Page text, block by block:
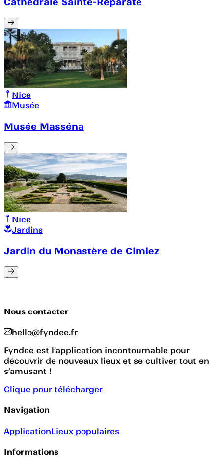
Nice
Musée
Musée Masséna
Nice
Jardins
Jardin du Monastère de Cimiez
Nous contacter
hello@fyndee.fr
Fyndee est l’application incontournable pour
découvrir de nouveaux lieux et se cultiver tout en
s’amusant !
Clique pour télécharger
Navigation
ApplicationLieux populaires
Informations